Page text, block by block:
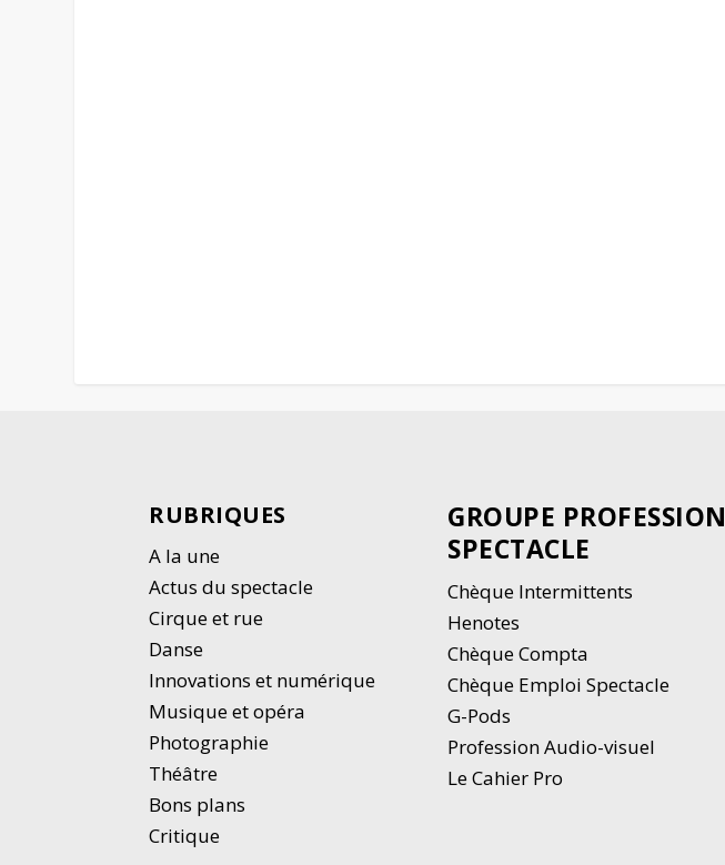
RUBRIQUES
A la une
Actus du spectacle
Cirque et rue
Danse
Innovations et numérique
Musique et opéra
Photographie
Théâtre
Bons plans
Critique
GROUPE PROFESSION
SPECTACLE
Chèque Intermittents
Henotes
Chèque Compta
Chèque Emploi Spectacle
G-Pods
Profession Audio-visuel
Le Cahier Pro